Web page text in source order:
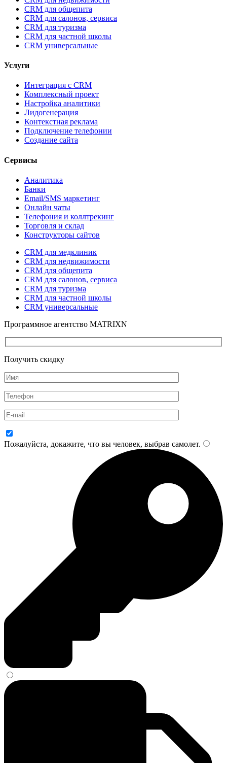
CRM для общепита
CRM для салонов, сервиса
CRM для туризма
CRM для частной школы
CRM универсальные
Услуги
Интеграция с CRM
Комплексный проект
Настройка аналитики
Лидогенерация
Контекстная реклама
Подключение телефонии
Создание сайта
Сервисы
Аналитика
Банки
Email/SMS маркетинг
Онлайн чаты
Телефония и коллтрекинг
Торговля и склад
Конструкторы сайтов
CRM для медклиник
CRM для недвижимости
CRM для общепита
CRM для салонов, сервиса
CRM для туризма
CRM для частной школы
CRM универсальные
Программное агентство MATRIXN
Получить скидку
Пожалуйста, докажите, что вы человек, выбрав самолет.